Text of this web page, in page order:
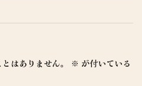
はありません。 ※ が付いている